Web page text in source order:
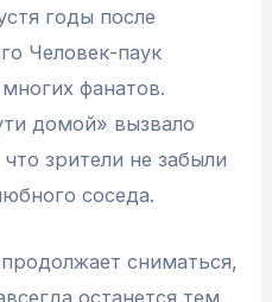
годы после
Человек-паук
фанатов.
домой» вызвало
зрители не забыли
соседа.
сниматься,
останется тем